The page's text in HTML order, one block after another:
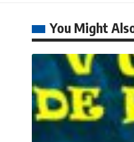
You Might